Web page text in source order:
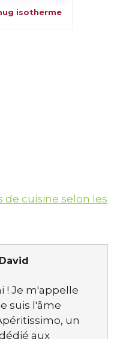
isotherme
de cuisine selon les
David
! Je m'appelle
suis l'âme
un
aux